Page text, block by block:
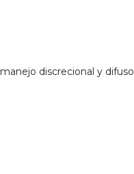
discrecional y difuso